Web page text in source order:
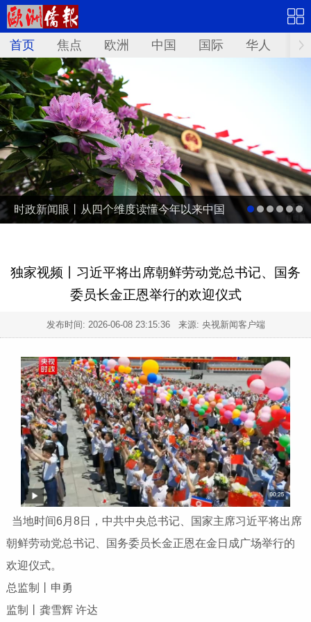
首页 焦点 欧洲 中国 国际 华人 文
时政新闻眼丨从四个维度读懂今年以来中国
独家视频丨习近平将出席朝鲜劳动党总书记、国务
委员长金正恩举行的欢迎仪式
发布时间: 2026-06-08 23:15:36来源: 央视新闻客户端
当地时间6月8日，中共中央总书记、国家主席习近平将出席
朝鲜劳动党总书记、国务委员长金正恩在金日成广场举行的
欢迎仪式。
总监制丨申勇
监制丨龚雪辉 许达